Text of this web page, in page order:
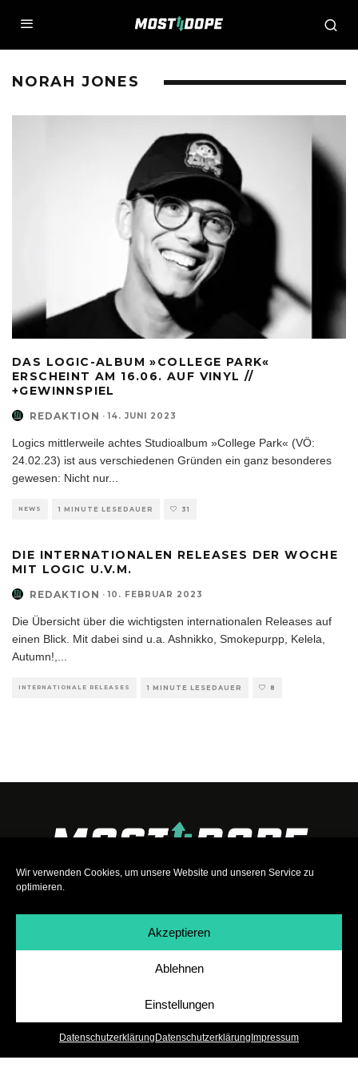
Wir verwenden Cookies, um unsere Website und unseren Service zu
optimieren.
Akzeptieren
Ablehnen
Einstellungen
Datenschutzerklärung Datenschutzerklärung Impressum
NORAH JONES
DAS LOGIC-ALBUM »COLLEGE PARK«
ERSCHEINT AM 16.06. AUF VINYL //
+GEWINNSPIEL
REDAKTION · 14. JUNI 2023
Logics mittlerweile achtes Studioalbum »College Park« (VÖ:
24.02.23) ist aus verschiedenen Gründen ein ganz besonderes
gewesen: Nicht nur...
NEWS 1 MINUTE LESEDAUER 31
DIE INTERNATIONALEN RELEASES DER WOCHE
MIT LOGIC U.V.M.
REDAKTION · 10. FEBRUAR 2023
Die Übersicht über die wichtigsten internationalen Releases auf
einen Blick. Mit dabei sind u.a. Ashnikko, Smokepurpp, Kelela,
Autumn!,
INTERNATIONALE RELEASES 1 MINUTE LESEDAUER 8
Datenschutz|Teilnahmebedingungen